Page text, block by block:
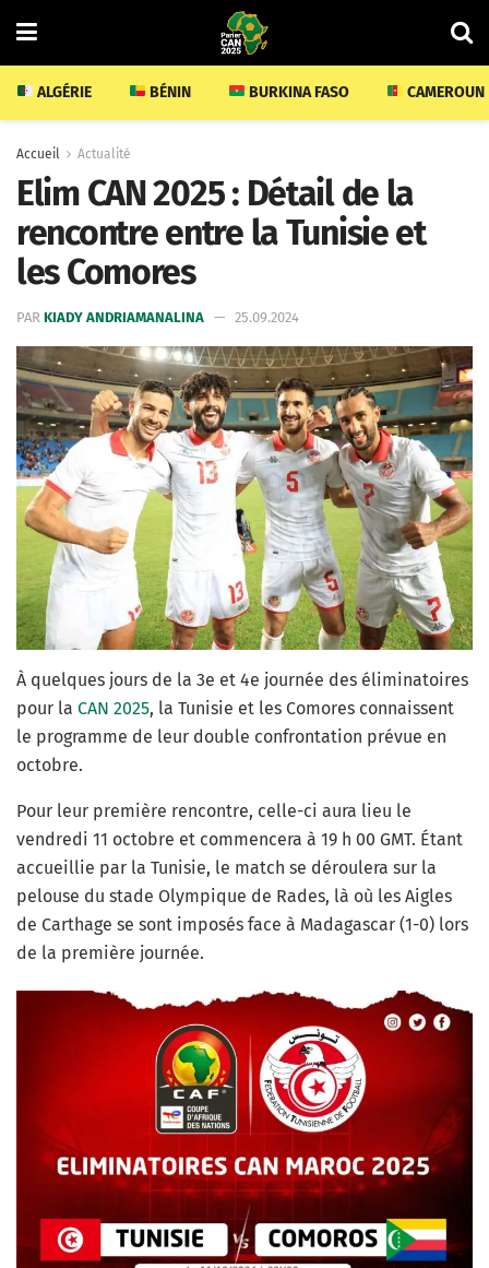
ALGÉRIE BÉNIN BURKINA FASO CAMEROUN
Accueil Actualité
Elim CAN 2025 : Détail de la
rencontre entre la Tunisie et
les Comores
PAR KIADY ANDRIAMANALINA 25.09.2024
À quelques jours de la 3e et 4e journée des éliminatoires
pour la CAN 2025, la Tunisie et les Comores connaissent
le programme de leur double confrontation prévue en
octobre.
Pour leur première rencontre, celle-ci aura lieu le
vendredi 11 octobre et commencera à 19 h 00 GMT. Étant
accueillie par la Tunisie, le match se déroulera sur la
pelouse du stade Olympique de Rades, là où les Aigles
de Carthage se sont imposés face à Madagascar (1-0) lors
de la première journée.